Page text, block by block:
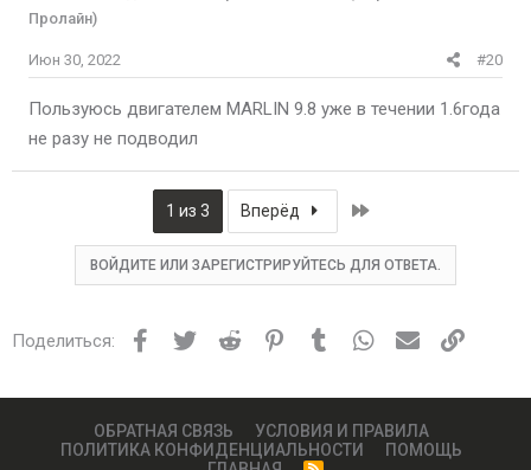
Пролайн)
Июн 30, 2022 #20
Пользуюсь двигателем MARLIN 9.8 уже в течении 1.6года
не разу не подводил
1 из 3 Вперёд
ВОЙДИТЕ ИЛИ ЗАРЕГИСТРИРУЙТЕСЬ ДЛЯ ОТВЕТА.
Поделиться: Facebook
Twitter Reddit PinterestTumblr WhatsApp
ОБРАТНАЯ СВЯЗЬ
УСЛОВИЯ И ПРАВИЛА
ПОЛИТИКА КОНФИДЕНЦИАЛЬНОСТИ
ПОМОЩЬ